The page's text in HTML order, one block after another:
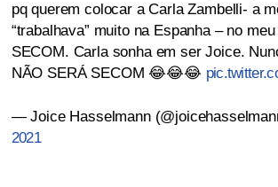
pq querem colocar a Carla Zambelli- a
“trabalhava” muito na Espanha – no
SECOM. Carla sonha em ser Joice.
NÃO SERÁ SECOM 😂😂😂
— Joice Hasselmann
2021